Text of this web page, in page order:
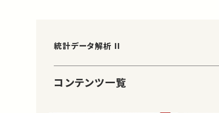
統計データ解析 II
コンテンツ一覧